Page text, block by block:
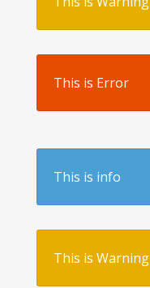
This is Error
This is info
This is Warning